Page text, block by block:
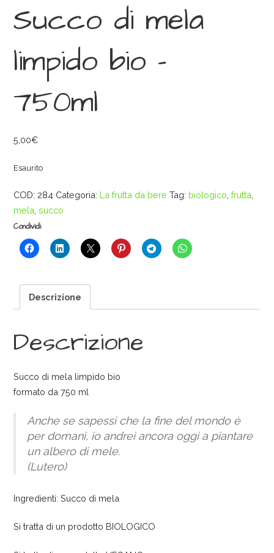
Succo di mela
limpido bio –
750ml
5,00€
Esaurito
COD: 284 Categoria: La frutta da bere Tag: biologico ,frutta
mela ,succo
Condividi:
Descrizione
Descrizione
Succo di mela limpido bio
formato da 750 ml
Anche se sapessi che la fine del mondo è
per domani, io andrei ancora oggi a piantare
un albero di mele.
(Lutero)
Ingredienti: Succo di mela
Si tratta di un prodotto BIOLOGICO